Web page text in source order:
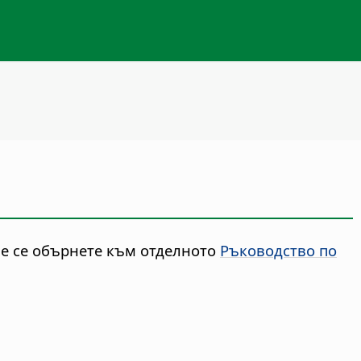
се обърнете към отделното Ръководство по